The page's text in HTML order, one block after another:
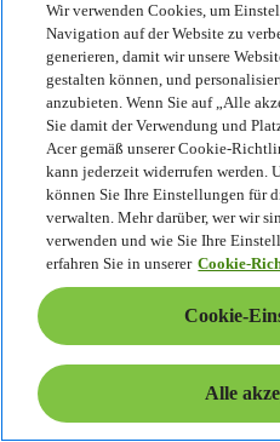
Wir verwenden Cookies, um
Navigation auf der Website zu
generieren, damit wir unsere
gestalten können, und
anzubieten. Wenn Sie auf „Alle
Sie damit der Verwendung und
Acer gemäß unserer Cookie-
kann jederzeit widerrufen werden.
können Sie Ihre Einstellungen für
verwalten. Mehr darüber, wer wir
verwenden und wie Sie Ihre
erfahren Sie in unserer Cookie-
Cookie-
Alle